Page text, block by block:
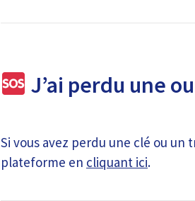
J’ai perdu une
Si vous avez perdu une clé ou un
plateforme en cliquant ici.